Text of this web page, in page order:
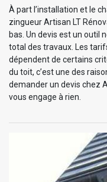
À part l’installation et le
zingueur Artisan LT
bas. Un devis est un outil
total des travaux. Les
dépendent de certains
du toit, c’est une des
demander un devis chez
vous engage à rien.